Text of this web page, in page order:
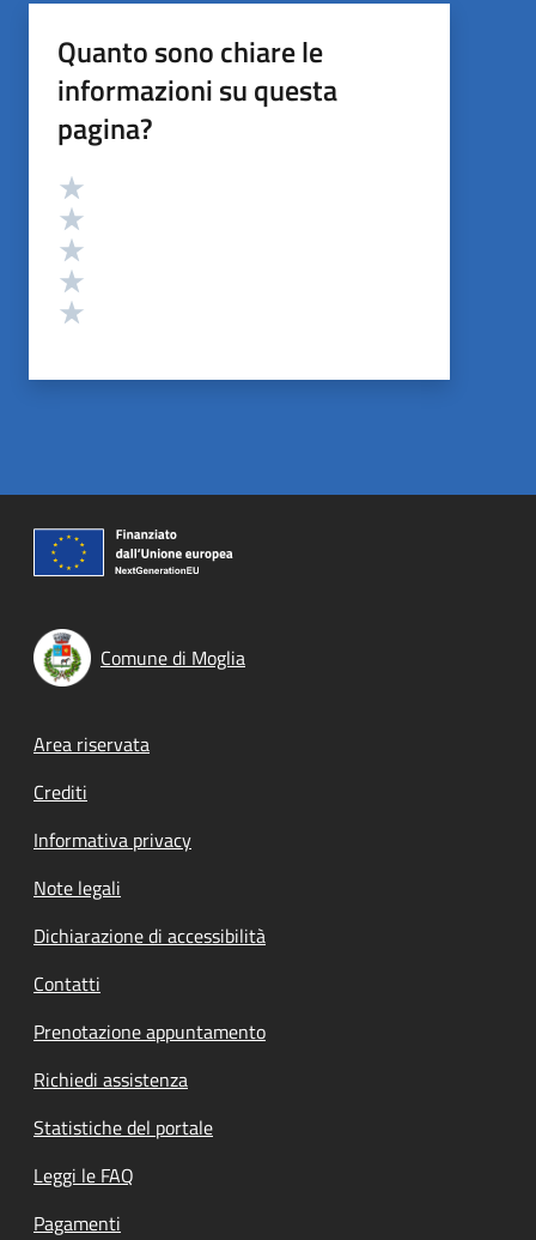
Quanto sono chiare le
informazioni su questa
pagina?
Valutazione
Comune di Moglia
Footer menu
Area riservata
Crediti
Informativa privacy
Note legali
Dichiarazione di accessibilità
Contatti
Prenotazione appuntamento
Richiedi assistenza
Statistiche del portale
Leggi le FAQ
Pagamenti